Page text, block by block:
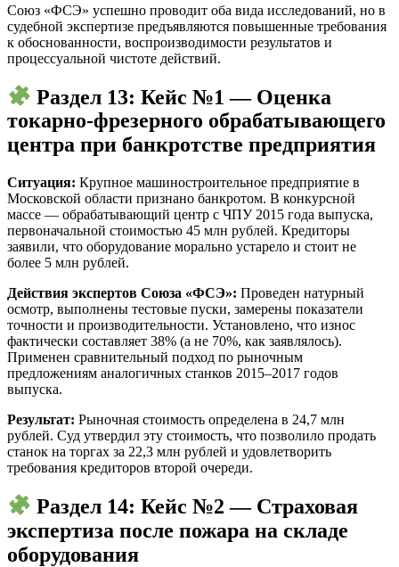
Союз «ФСЭ» успешно проводит оба вида исследований, но в
судебной экспертизе предъявляются повышенные требования
к обоснованности, воспроизводимости результатов и
процессуальной чистоте действий.
Раздел 13: Кейс №1 — Оценка
токарно-фрезерного обрабатывающего
центра при банкротстве предприятия
Ситуация: Крупное машиностроительное предприятие в
Московской области признано банкротом. В конкурсной
массе — обрабатывающий центр с ЧПУ 2015 года выпуска,
первоначальной стоимостью 45 млн рублей. Кредиторы
заявили, что оборудование морально устарело и стоит не
более 5 млн рублей.
Действия экспертов Союза «ФСЭ»: Проведен натурный
осмотр, выполнены тестовые пуски, замерены показатели
точности и производительности. Установлено, что износ
фактически составляет 38% (а не 70%, как заявлялось).
Применен сравнительный подход по рыночным
предложениям аналогичных станков 2015–2017 годов
выпуска.
Результат: Рыночная стоимость определена в 24,7 млн
рублей. Суд утвердил эту стоимость, что позволило продать
станок на торгах за 22,3 млн рублей и удовлетворить
требования кредиторов второй очереди.
Раздел 14: Кейс №2 — Страховая
экспертиза после пожара на складе
оборудования